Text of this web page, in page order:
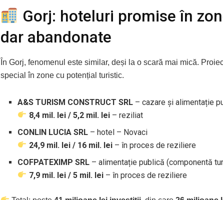
Gorj: hoteluri promise în
dar abandonate
În Gorj, fenomenul este similar, deși la o scară mai mică.
special în zone cu potențial turistic.
A&S TURISM CONSTRUCT SRL – cazare și alimentație
8,4 mil. lei / 5,2 mil. lei– reziliat
CONLIN LUCIA SRL – hotel – Novaci
24,9 mil. lei / 16 mil. lei– în proces de reziliere
COFPATEXIMP SRL – alimentație publică (componentă
7,9 mil. lei / 5 mil. lei– în proces de reziliere